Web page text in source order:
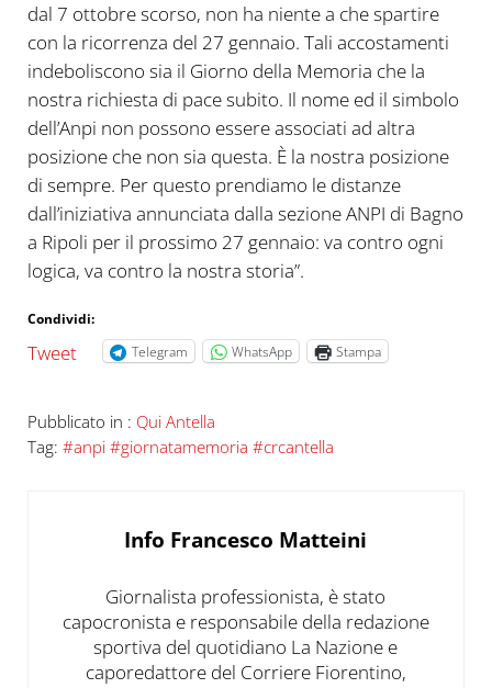
dal 7 ottobre scorso, non ha niente a che spartire
con la ricorrenza del 27 gennaio. Tali accostamenti
indeboliscono sia il Giorno della Memoria che la
nostra richiesta di pace subito. Il nome ed il simbolo
dell’Anpi non possono essere associati ad altra
posizione che non sia questa. È la nostra posizione
di sempre. Per questo prendiamo le distanze
dall’iniziativa annunciata dalla sezione ANPI di Bagno
a Ripoli per il prossimo 27 gennaio: va contro ogni
logica, va contro la nostra storia”.
Condividi:
Tweet Telegram WhatsApp Stampa
Pubblicato in : Qui Antella
Tag: #anpi #giornatamemoria #crcantella
Info Francesco Matteini
Giornalista professionista, è stato
capocronista e responsabile della redazione
sportiva del quotidiano La Nazione e
caporedattore del Corriere Fiorentino,